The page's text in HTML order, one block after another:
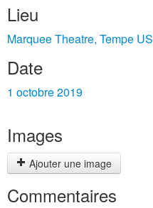
Lieu
Marquee Theatre, Tempe US
Date
1 octobre 2019
Images
Ajouter une image
Commentaires